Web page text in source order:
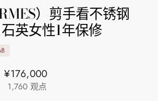
）剪手看不锈钢
英女性1年保修
正
常
¥176,000
1,760 观点